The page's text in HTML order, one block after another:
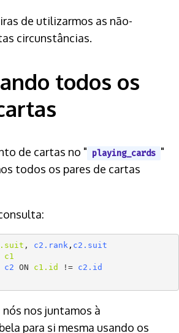
de utilizarmos as não-
circunstâncias.
todos os
de cartas no " playing_cards "
todos os pares de cartas
, c2.rank, c2.suit
c1
c2 ON c1.id != c2.id
nos juntamos à
para si mesma usando os